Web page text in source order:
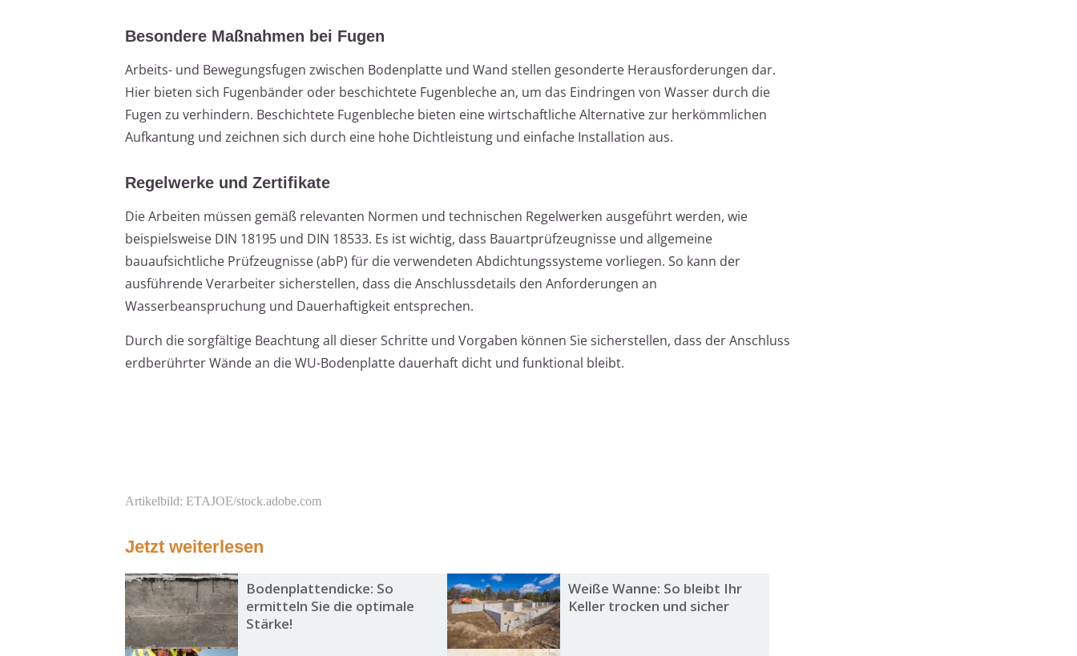
Besondere Maßnahmen bei Fugen
Arbeits- und Bewegungsfugen zwischen Bodenplatte und Wand stellen gesonderte Herausforderungen dar.
Hier bieten sich Fugenbänder oder beschichtete Fugenbleche an, um das Eindringen von Wasser durch die
Fugen zu verhindern. Beschichtete Fugenbleche bieten eine wirtschaftliche Alternative zur herkömmlichen
Aufkantung und zeichnen sich durch eine hohe Dichtleistung und einfache Installation aus.
Regelwerke und Zertifikate
Die Arbeiten müssen gemäß relevanten Normen und technischen Regelwerken ausgeführt werden, wie
beispielsweise DIN 18195 und DIN 18533. Es ist wichtig, dass Bauartprüfzeugnisse und allgemeine
bauaufsichtliche Prüfzeugnisse (abP) für die verwendeten Abdichtungssysteme vorliegen. So kann der
ausführende Verarbeiter sicherstellen, dass die Anschlussdetails den Anforderungen an
Wasserbeanspruchung und Dauerhaftigkeit entsprechen.
Durch die sorgfältige Beachtung all dieser Schritte und Vorgaben können Sie sicherstellen, dass der Anschluss
erdberührter Wände an die WU-Bodenplatte dauerhaft dicht und funktional bleibt.
Artikelbild: ETAJOE/stock.adobe.com
Jetzt weiterlesen
Bodenplattendicke: So
ermitteln Sie die optimale
Stärke!
Weiße Wanne: So bleibt Ihr
Keller trocken und sicher